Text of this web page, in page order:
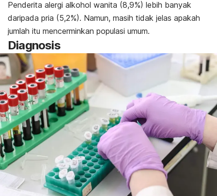
Penderita alergi alkohol wanita (8,9%) lebih banyak
daripada pria (5,2%). Namun, masih tidak jelas apakah
jumlah itu mencerminkan populasi umum.
Diagnosis